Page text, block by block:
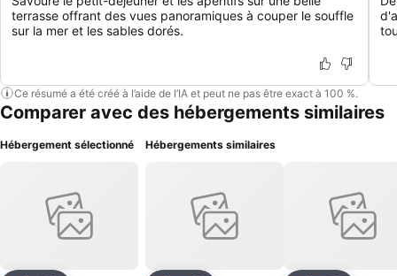
terrasse offrant des vues panoramiques à couper le souffle
sur la mer et les sables dorés.
Ce résumé a été créé à l’aide de l’IA et peut ne pas être exact à 100 %.
Comparer avec des hébergements similaires
Hébergement sélectionné Hébergements similaires